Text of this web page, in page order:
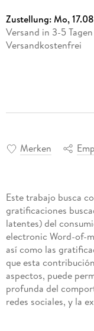
Zustellung:Mo,
Versand in 3-5 Tagen
Versandkostenfrei
Merken
Este trabajo busca
gratificaciones
latentes) del
electronic Word-of-
así como las
que esta
aspectos, puede
profunda del
redes sociales, y la